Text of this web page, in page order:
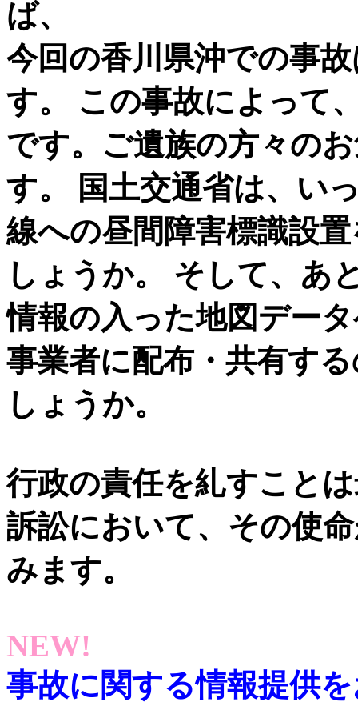
ば、
今回の香川県沖での事
す。 この事故によって
です。ご遺族の方々の
す。 国土交通省は、い
線への昼間障害標識設
しょうか。 そして、あ
情報の入った地図デー
事業者に配布・共有す
しょうか。
行政の責任を糺すこと
訴訟において、その使
みます。
NEW!
事故に関する情報提供